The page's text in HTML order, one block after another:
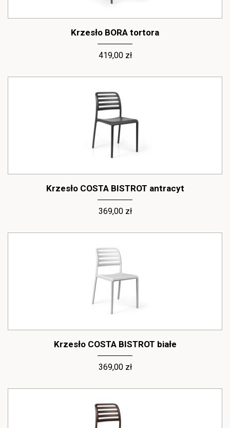
Krzesło BORA tortora
419,00 zł
Krzesło COSTA BISTROT antracyt
369,00 zł
Krzesło COSTA BISTROT białe
369,00 zł